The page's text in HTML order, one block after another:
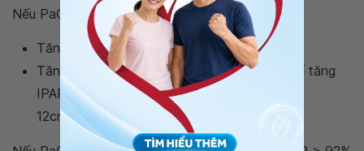
Nếu PaO2 giảm
Tăng FiO2 mỗi 10% để đạt SpO2 > 92%.
Tăng IPAP và EPAP mỗi lần 2cmH2O, có thể tăng
IPAP đến 20cmH20 và EPAP tăng đến 10-
12cmH2O.